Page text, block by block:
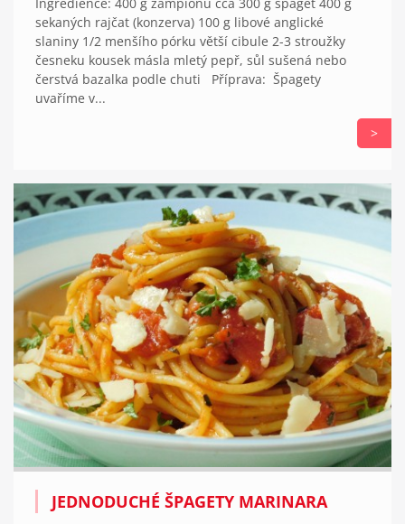
Ingredience: 400 g žampionů cca 300 g špaget 400 g
sekaných rajčat (konzerva) 100 g libové anglické
slaniny 1/2 menšího pórku větší cibule 2-3 stroužky
česneku kousek másla mletý pepř, sůl sušená nebo
čerstvá bazalka podle chuti Příprava: Špagety
uvaříme v...
>
JEDNODUCHÉ ŠPAGETY MARINARA